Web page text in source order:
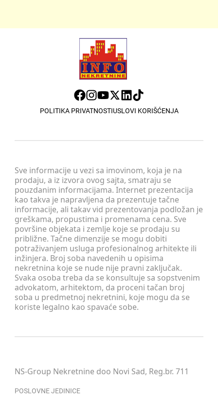
POLITIKA PRIVATNOSTIUSLOVI KORIŠĆENJA
Sve informacije u vezi sa imovinom, koja je na
prodaju, a iz izvora ovog sajta, smatraju se
pouzdanim informacijama. Internet prezentacija
kao takva je napravljena da prezentuje tačne
informacije, ali takav vid prezentovanja podložan je
greškama, propustima i promenama cena. Sve
površine objekata i zemlje koje se prodaju su
približne. Tačne dimenzije se mogu dobiti
potraživanjem usluga profesionalnog arhitekte ili
inžinjera. Broj soba navedenih u opisima
nekretnina koje se nude nije pravni zaključak.
Svaka osoba treba da se konsultuje sa sopstvenim
advokatom, arhitektom, da proceni tačan broj
soba u predmetnoj nekretnini, koje mogu da se
koriste legalno kao spavaće sobe.
NS-Group Nekretnine doo Novi Sad, Reg.br. 711
POSLOVNE JEDINICE